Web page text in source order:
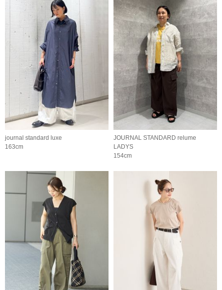
journal standard luxe
163cm
JOURNAL STANDARD relume
LADYS
154cm